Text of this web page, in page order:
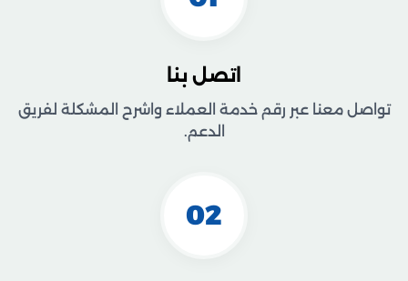
اتصل بنا
تواصل معنا عبر رقم خدمة العملاء واشرح المشكلة لفريق
الدعم.
02